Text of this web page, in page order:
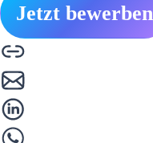
Jetzt bewerben